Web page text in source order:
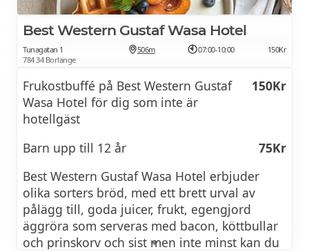
Best Western Gustaf Wasa Hotel
Tunagatan 1
784 34 Borlänge
506m 07:00-10:00 150Kr
Frukostbuffé på Best Western Gustaf
Wasa Hotel för dig som inte är
hotellgäst
150Kr
Barn upp till 12 år
75Kr
Best Western Gustaf Wasa Hotel erbjuder
olika sorters bröd, med ett brett urval av
pålägg till, goda juicer, frukt, egengjord
äggröra som serveras med bacon, köttbullar
och prinskorv och sist men inte minst kan du